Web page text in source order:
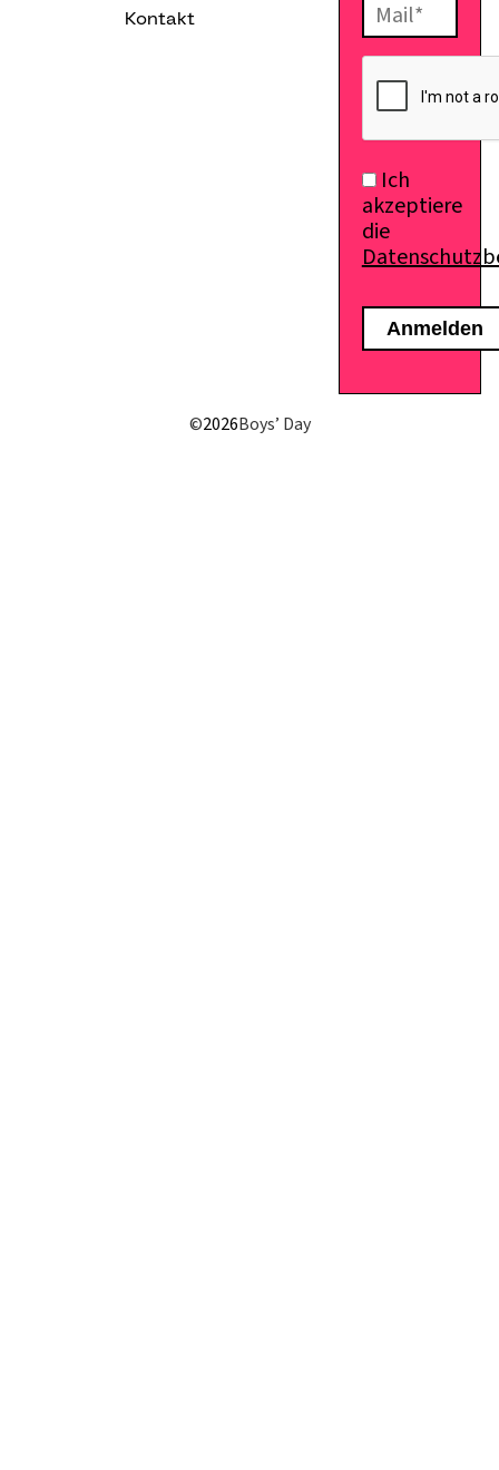
Kontakt
Ich
akzeptiere
die
©2026Boys’ Day